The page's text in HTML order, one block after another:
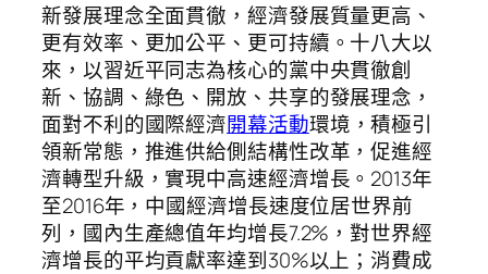
新發展理念全面貫徹，經濟發展質量更高、
更有效率、更加公平、更可持續。十八大以
來，以習近平同志為核心的黨中央貫徹創
新、協調、綠色、開放、共享的發展理念，
面對不利的國際經濟開幕活動環境，積極引
領新常態，推進供給側結構性改革，促進經
濟轉型升級，實現中高速經濟增長。2013年
至2016年，中國經濟增長速度位居世界前
列，國內生產總值年均增長7.2%，對世界經
濟增長的平均貢獻率達到30%以上；消費成